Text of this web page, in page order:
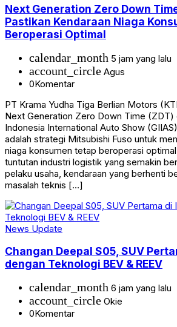
Next Generation Zero Down
Pastikan Kendaraan Niaga
Beroperasi Optimal
calendar_month 5 jam yang lalu
account_circle Agus
0Komentar
PT Krama Yudha Tiga Berlian Motors
Next Generation Zero Down Time (ZDT)
Indonesia International Auto Show
adalah strategi Mitsubishi Fuso untuk
niaga konsumen tetap beroperasi
tuntutan industri logistik yang semakin
pelaku usaha, kendaraan yang berhenti
masalah teknis […]
News Update
Changan Deepal S05, SUV
dengan Teknologi BEV & REEV
calendar_month 6 jam yang lalu
account_circle Okie
0Komentar